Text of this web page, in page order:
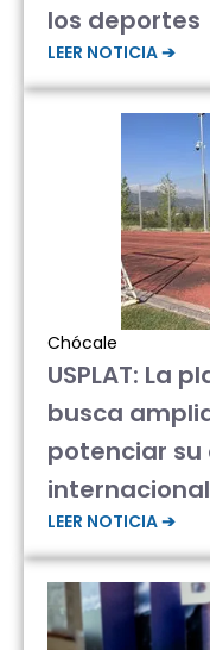
los deportes
LEER NOTICIA ➔
Chócale
USPLAT: La
busca
potenciar
internacional
LEER NOTICIA ➔